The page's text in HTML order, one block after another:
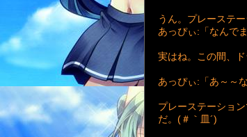
うん。プレーステ
あっぴぃ:「なんで
実はね。この間、
あっぴぃ:「あ～～
プレーステーショ
だ。(＃｀皿´)